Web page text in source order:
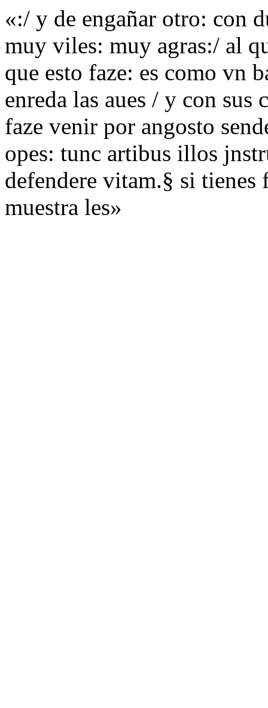
«:/ y de engañar otro: con
muy viles: muy agras:/ al
que esto faze: es como vn
enreda las aues / y con sus
faze venir por angosto
opes: tunc artibus illos
defendere vitam.§ si tienes
muestra les»